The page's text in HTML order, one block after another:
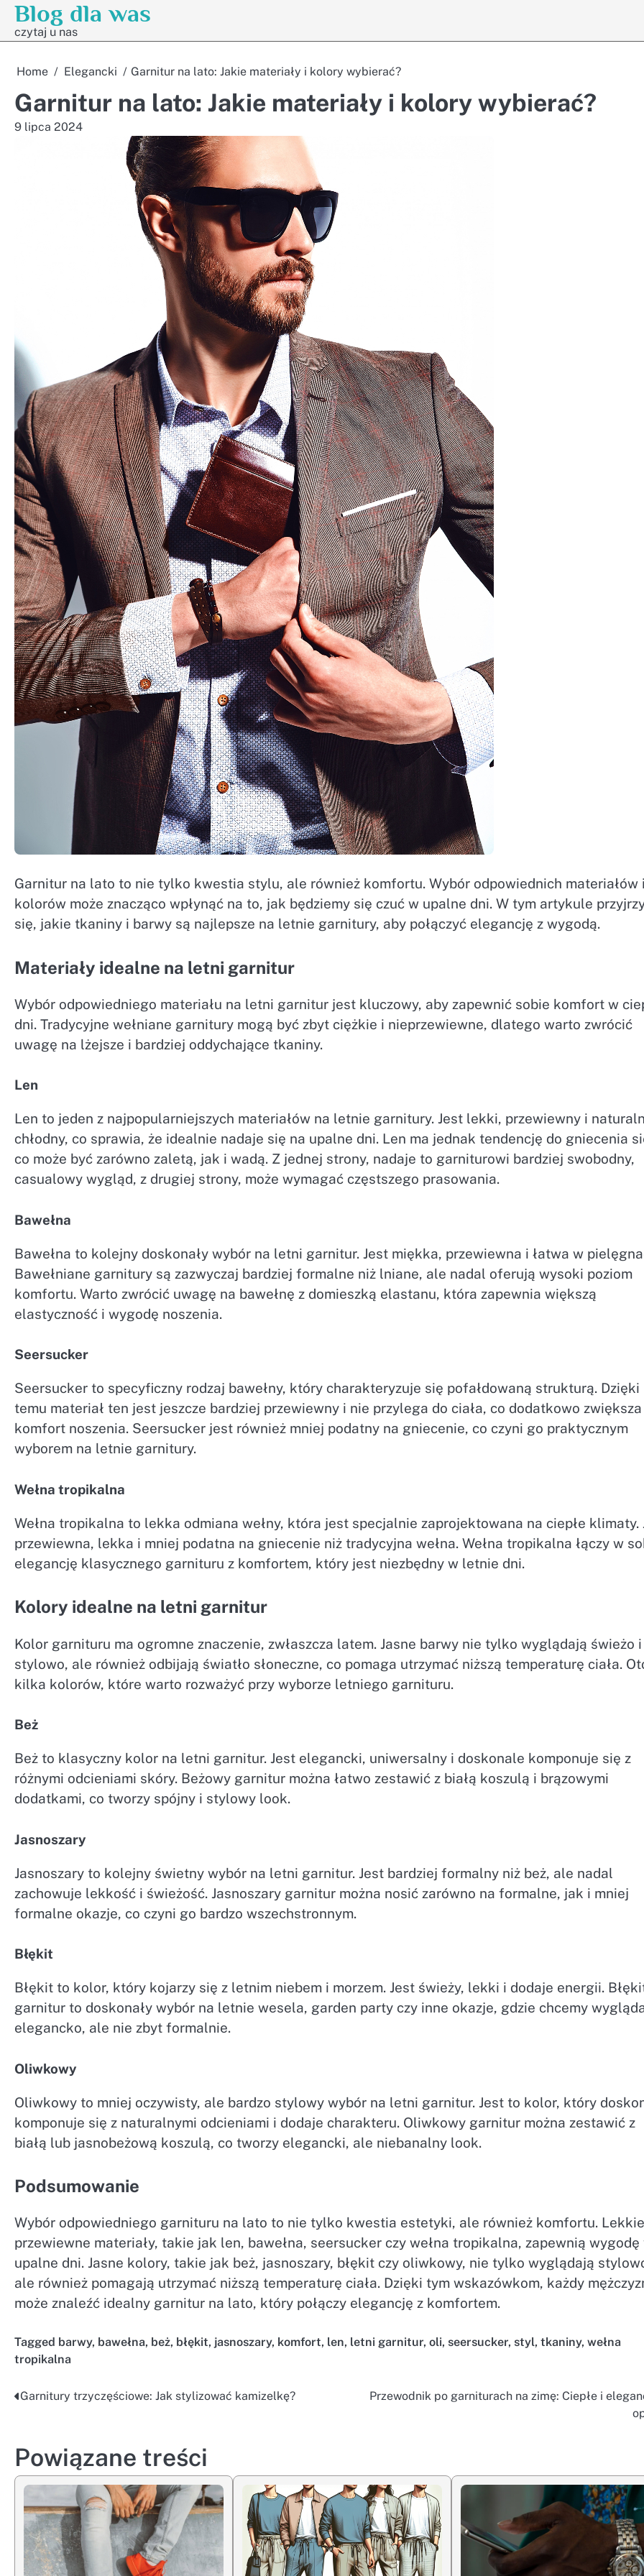
Skip
content
Blog dla was
czytaj u nas
Home Elegancki Garnitur na lato: Jakie materiały i kolory wybierać?
Garnitur na lato: Jakie materiały i kolory wybierać?
9 lipca 2024
Garnitur na lato to nie tylko kwestia stylu, ale również komfortu. Wybór odpowiednich materiałów
kolorów może znacząco wpłynąć na to, jak będziemy się czuć w upalne dni. W tym artykule
się, jakie tkaniny i barwy są najlepsze na letnie garnitury, aby połączyć elegancję z wygodą.
Materiały idealne na letni garnitur
Wybór odpowiedniego materiału na letni garnitur jest kluczowy, aby zapewnić sobie komfort w
dni. Tradycyjne wełniane garnitury mogą być zbyt ciężkie i nieprzewiewne, dlatego warto zwrócić
uwagę na lżejsze i bardziej oddychające tkaniny.
Len
Len to jeden z najpopularniejszych materiałów na letnie garnitury. Jest lekki, przewiewny i
chłodny, co sprawia, że idealnie nadaje się na upalne dni. Len ma jednak tendencję do gniecenia
co może być zarówno zaletą, jak i wadą. Z jednej strony, nadaje to garniturowi bardziej swobodny,
casualowy wygląd, z drugiej strony, może wymagać częstszego prasowania.
Bawełna
Bawełna to kolejny doskonały wybór na letni garnitur. Jest miękka, przewiewna i łatwa w
Bawełniane garnitury są zazwyczaj bardziej formalne niż lniane, ale nadal oferują wysoki poziom
komfortu. Warto zwrócić uwagę na bawełnę z domieszką elastanu, która zapewnia większą
elastyczność i wygodę noszenia.
Seersucker
Seersucker to specyficzny rodzaj bawełny, który charakteryzuje się pofałdowaną strukturą. Dzięki
temu materiał ten jest jeszcze bardziej przewiewny i nie przylega do ciała, co dodatkowo zwiększa
komfort noszenia. Seersucker jest również mniej podatny na gniecenie, co czyni go praktycznym
wyborem na letnie garnitury.
Wełna tropikalna
Wełna tropikalna to lekka odmiana wełny, która jest specjalnie zaprojektowana na ciepłe klimaty.
przewiewna, lekka i mniej podatna na gniecenie niż tradycyjna wełna. Wełna tropikalna łączy w
elegancję klasycznego garnituru z komfortem, który jest niezbędny w letnie dni.
Kolory idealne na letni garnitur
Kolor garnituru ma ogromne znaczenie, zwłaszcza latem. Jasne barwy nie tylko wyglądają świeżo i
stylowo, ale również odbijają światło słoneczne, co pomaga utrzymać niższą temperaturę ciała.
kilka kolorów, które warto rozważyć przy wyborze letniego garnituru.
Beż
Beż to klasyczny kolor na letni garnitur. Jest elegancki, uniwersalny i doskonale komponuje się z
różnymi odcieniami skóry. Beżowy garnitur można łatwo zestawić z białą koszulą i brązowymi
dodatkami, co tworzy spójny i stylowy look.
Jasnoszary
Jasnoszary to kolejny świetny wybór na letni garnitur. Jest bardziej formalny niż beż, ale nadal
zachowuje lekkość i świeżość. Jasnoszary garnitur można nosić zarówno na formalne, jak i mniej
formalne okazje, co czyni go bardzo wszechstronnym.
Błękit
Błękit to kolor, który kojarzy się z letnim niebem i morzem. Jest świeży, lekki i dodaje energii.
garnitur to doskonały wybór na letnie wesela, garden party czy inne okazje, gdzie chcemy
elegancko, ale nie zbyt formalnie.
Oliwkowy
Oliwkowy to mniej oczywisty, ale bardzo stylowy wybór na letni garnitur. Jest to kolor, który
komponuje się z naturalnymi odcieniami i dodaje charakteru. Oliwkowy garnitur można zestawić z
białą lub jasnobeżową koszulą, co tworzy elegancki, ale niebanalny look.
Podsumowanie
Wybór odpowiedniego garnituru na lato to nie tylko kwestia estetyki, ale również komfortu.
przewiewne materiały, takie jak len, bawełna, seersucker czy wełna tropikalna, zapewnią wygodę
upalne dni. Jasne kolory, takie jak beż, jasnoszary, błękit czy oliwkowy, nie tylko wyglądają
ale również pomagają utrzymać niższą temperaturę ciała. Dzięki tym wskazówkom, każdy
może znaleźć idealny garnitur na lato, który połączy elegancję z komfortem.
Tagged barwy, bawełna, beż, błękit, jasnoszary, komfort, len, letni garnitur, oli, seersucker, styl, tkaniny, wełna
tropikalna
Nawigacja
Garnitury trzyczęściowe: Jak stylizować kamizelkę?
Przewodnik po garniturach na zimę: Ciepłe i
Powiązane treści